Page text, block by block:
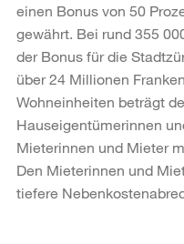
einen Bonus von 50
gewährt. Bei rund 355
der Bonus für die
über 24 Millionen
Wohneinheiten beträgt
Hauseigentümerinnen
Mieterinnen und Mieter
Den Mieterinnen und
tiefere